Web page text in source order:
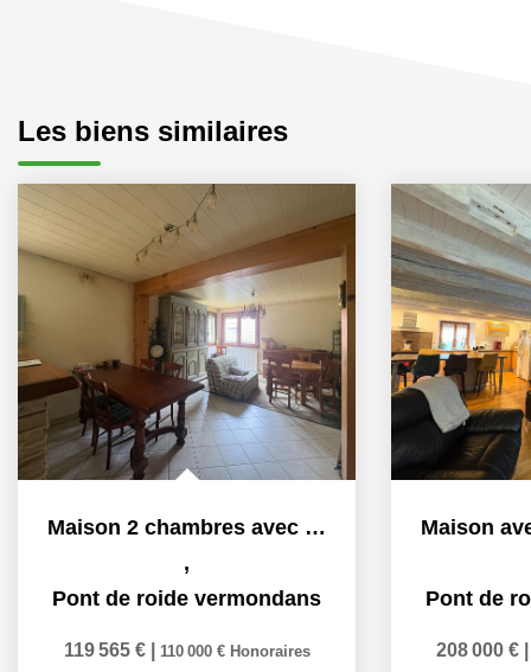
Les biens similaires
Maison 2 chambres avec garage située à PONT DE ROIDE
,
Pont de roide vermondans
119 565 € 110 000 € Honoraires
Pont de
208 000 €